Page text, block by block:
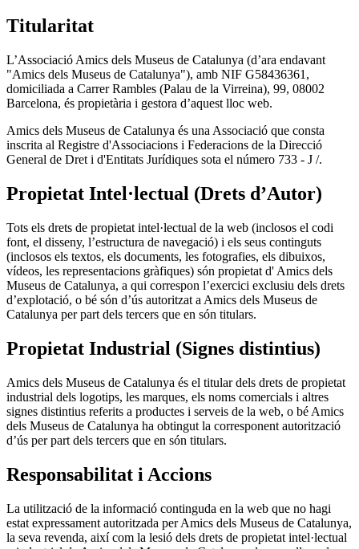
Titularitat
L’Associació Amics dels Museus de Catalunya (d’ara endavant
"Amics dels Museus de Catalunya"), amb NIF G58436361,
domiciliada a Carrer Rambles (Palau de la Virreina), 99, 08002
Barcelona, és propietària i gestora d’aquest lloc web.
Amics dels Museus de Catalunya és una Associació que consta
inscrita al Registre d'Associacions i Federacions de la Direcció
General de Dret i d'Entitats Jurídiques sota el número 733 - J /.
Propietat Intel·lectual (Drets d’Autor)
Tots els drets de propietat intel·lectual de la web (inclosos el codi
font, el disseny, l’estructura de navegació) i els seus continguts
(inclosos els textos, els documents, les fotografies, els dibuixos,
vídeos, les representacions gràfiques) són propietat d' Amics dels
Museus de Catalunya, a qui correspon l’exercici exclusiu dels drets
d’explotació, o bé són d’ús autoritzat a Amics dels Museus de
Catalunya per part dels tercers que en són titulars.
Propietat Industrial (Signes distintius)
Amics dels Museus de Catalunya és el titular dels drets de propietat
industrial dels logotips, les marques, els noms comercials i altres
signes distintius referits a productes i serveis de la web, o bé Amics
dels Museus de Catalunya ha obtingut la corresponent autorització
d’ús per part dels tercers que en són titulars.
Responsabilitat i Accions
La utilització de la informació continguda en la web que no hagi
estat expressament autoritzada per Amics dels Museus de Catalunya,
la seva revenda, així com la lesió dels drets de propietat intel·lectual